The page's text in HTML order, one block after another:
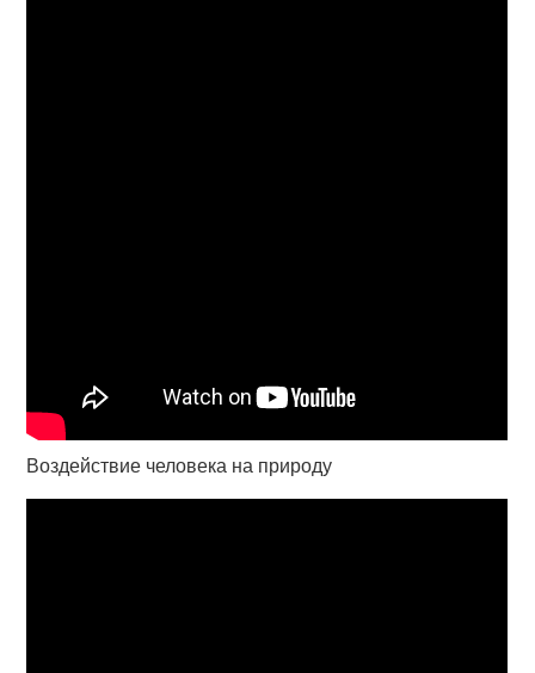
Воздействие человека на природу